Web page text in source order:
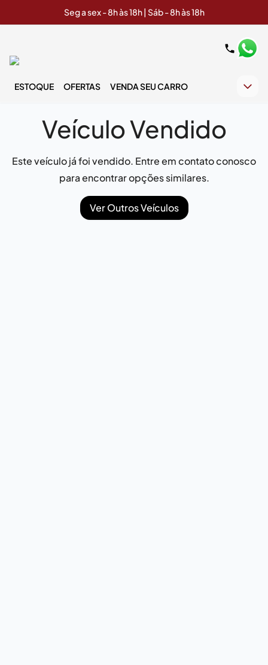
Seg a sex - 8h às 18h | Sáb - 8h às 18h
ESTOQUE OFERTAS VENDA SEU CARRO
Veículo Vendido
Este veículo já foi vendido. Entre em contato conosco
para encontrar opções similares.
Ver Outros Veículos